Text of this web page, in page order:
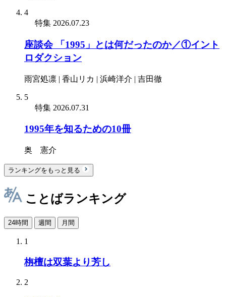
4
特集 2026.07.23
座談会 「1995」とは何だったのか／①イント
ロダクション
雨宮処凛 | 香山リカ | 浜崎洋介 | 吉田徹
5
特集 2026.07.31
1995年を知るための10冊
奥 憲介
ランキングをもっと見る
ことばランキング
24時間 週間 月間
1
栴檀は双葉より芳し
2